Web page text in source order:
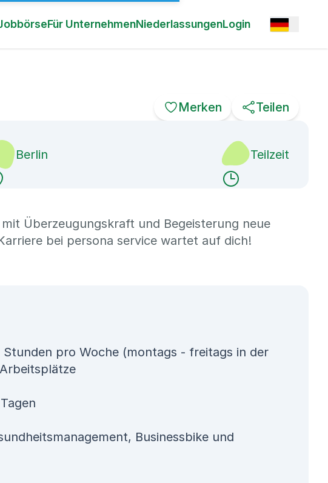
Für UnternehmenNiederlassungenLogin Open
Merken Teilen
Berlin Teilzeit
Überzeugungskraft und Begeisterung neue
bei persona service wartet auf dich!
pro Woche (montags - freitags in der
Businessbike und